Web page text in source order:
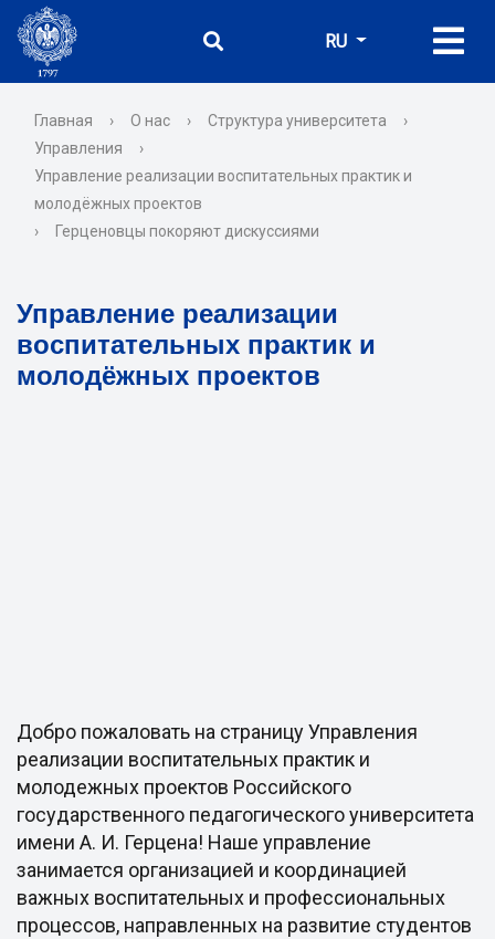
RU
Главная › О нас › Структура университета
›
Управления
›
Управление реализации воспитательных практик и
молодёжных проектов
›
Герценовцы покоряют дискуссиями
Управление реализации
воспитательных практик и
молодёжных проектов
Добро пожаловать на страницу Управления
реализации воспитательных практик и
молодежных проектов Российского
государственного педагогического университета
имени А. И. Герцена! Наше управление
занимается организацией и координацией
важных воспитательных и профессиональных
процессов, направленных на развитие студентов